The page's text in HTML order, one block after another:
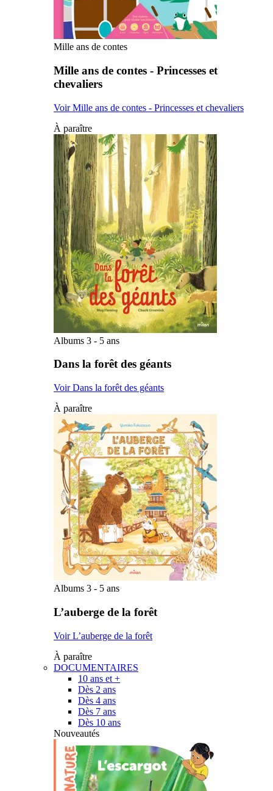
Mille ans de contes
Mille ans de contes - Princesses et
chevaliers
Voir Mille ans de contes - Princesses et chevaliers
À paraître
Albums 3 - 5 ans
Dans la forêt des géants
Voir Dans la forêt des géants
À paraître
Albums 3 - 5 ans
L’auberge de la forêt
Voir L’auberge de la forêt
À paraître
DOCUMENTAIRES
10 ans et +
Dès 2 ans
Dès 4 ans
Dès 7 ans
Dès 10 ans
Nouveautés